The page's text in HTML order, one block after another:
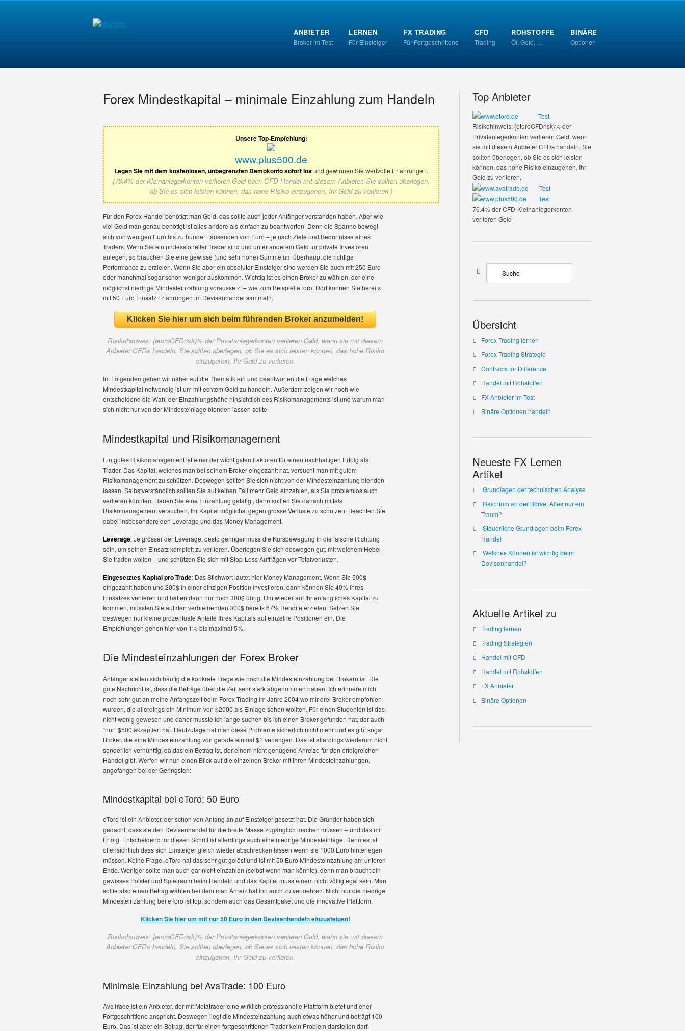
ANBIETER
Broker im Test
LERNEN
Für Einsteiger
FX TRADING
Für Fortgeschrittene
CFD
Trading
ROHSTOFFE
Öl, Gold, …
BINÄRE
Optionen
Forex Mindestkapital – minimale Einzahlung zum Handeln
Unsere Top-Empfehlung:
www.plus500.de
Legen Sie mit dem kostenlosen, unbegrenzten Demokonto sofort losund gewinnen Sie wertvolle Erfahrungen.
(76.4% der Kleinanlegerkonten verlieren Geld beim CFD-Handel mit diesem Anbieter. Sie sollten überlegen,
ob Sie es sich leisten können, das hohe Risiko einzugehen, Ihr Geld zu verlieren.)
Für den Forex Handel benötigt man Geld, das sollte auch jeder Anfänger verstanden haben. Aber wie
viel Geld man genau benötigt ist alles andere als einfach zu beantworten. Denn die Spanne bewegt
sich von wenigen Euro bis zu hundert tausenden von Euro – je nach Ziele und Bedürfnisse eines
Traders. Wenn Sie ein professioneller Trader sind und unter anderem Geld für private Investoren
anlegen, so brauchen Sie eine gewisse (und sehr hohe) Summe um überhaupt die richtige
Performance zu erzielen. Wenn Sie aber ein absoluter Einsteiger sind werden Sie auch mit 250 Euro
oder manchmal sogar schon weniger auskommen. Wichtig ist es einen Broker zu wählen, der eine
möglichst niedrige Mindesteinzahlung voraussetzt – wie zum Beispiel eToro. Dort können Sie bereits
mit 50 Euro Einsatz Erfahrungen im Devisenhandel sammeln.
Klicken Sie hier um sich beim führenden Broker anzumelden!
Risikohinweis: {etoroCFDrisk}% der Privatanlegerkonten verlieren Geld, wenn sie mit diesem
Anbieter CFDs handeln. Sie sollten überlegen, ob Sie es sich leisten können, das hohe Risiko
einzugehen, Ihr Geld zu verlieren.
Im Folgenden gehen wir näher auf die Thematik ein und beantworten die Frage welches
Mindestkapital notwendig ist um mit echtem Geld zu handeln. Außerdem zeigen wir noch wie
entscheidend die Wahl der Einzahlungshöhe hinsichtlich des Risikomanagements ist und warum man
sich nicht nur von der Mindesteinlage blenden lassen sollte.
Mindestkapital und Risikomanagement
Ein gutes Risikomanagement ist einer der wichtigsten Faktoren für einen nachhaltigen Erfolg als
Trader. Das Kapital, welches man bei seinem Broker eingezahlt hat, versucht man mit gutem
Risikomanagement zu schützen. Deswegen sollten Sie sich nicht von der Mindesteinzahlung blenden
lassen. Selbstverständlich sollten Sie auf keinen Fall mehr Geld einzahlen, als Sie problemlos auch
verlieren könnten. Haben Sie eine Einzahlung getätigt, dann sollten Sie danach mittels
Risikomanagement versuchen, Ihr Kapital möglichst gegen grosse Verluste zu schützen. Beachten Sie
dabei insbesondere den Leverage und das Money Management.
Leverage: Je grösser der Leverage, desto geringer muss die Kursbewegung in die falsche Richtung
sein, um seinen Einsatz komplett zu verlieren. Überlegen Sie sich deswegen gut, mit welchem Hebel
Sie traden wollen – und schützen Sie sich mit Stop-Loss Aufträgen vor Totalverlusten.
Eingesetztes Kapital pro Trade: Das Stichwort lautet hier Money Management. Wenn Sie 500$
eingezahlt haben und 200$ in einer einzigen Position investieren, dann können Sie 40% Ihres
Einsatzes verlieren und hätten dann nur noch 300$ übrig. Um wieder auf Ihr anfängliches Kapital zu
kommen, müssten Sie auf den verbleibenden 300$ bereits 67% Rendite erzielen. Setzen Sie
deswegen nur kleine prozentuale Anteile Ihres Kapitals auf einzelne Positionen ein. Die
Empfehlungen gehen hier von 1% bis maximal 5%.
Die Mindesteinzahlungen der Forex Broker
Anfänger stellen sich häufig die konkrete Frage wie hoch die Mindesteinzahlung bei Brokern ist. Die
gute Nachricht ist, dass die Beträge über die Zeit sehr stark abgenommen haben. Ich erinnere mich
noch sehr gut an meine Anfangszeit beim Forex Trading im Jahre 2004 wo mir drei Broker empfohlen
wurden, die allerdings ein Minimum von $2000 als Einlage sehen wollten. Für einen Studenten ist das
nicht wenig gewesen und daher musste ich lange suchen bis ich einen Broker gefunden hat, der auch
“nur” $500 akzeptiert hat. Heutzutage hat man diese Probleme sicherlich nicht mehr und es gibt sogar
Broker, die eine Mindesteinzahlung von gerade einmal $1 verlangen. Das ist allerdings wiederum nicht
sonderlich vernünftig, da das ein Betrag ist, der einem nicht genügend Anreize für den erfolgreichen
Handel gibt. Werfen wir nun einen Blick auf die einzelnen Broker mit ihren Mindesteinzahlungen,
angefangen bei der Geringsten:
Mindestkapital bei eToro: 50 Euro
eToro ist ein Anbieter, der schon von Anfang an auf Einsteiger gesetzt hat. Die Gründer haben sich
gedacht, dass sie den Devisenhandel für die breite Masse zugänglich machen müssen – und das mit
Erfolg. Entscheidend für diesen Schritt ist allerdings auch eine niedrige Mindesteinlage. Denn es ist
offensichtlich dass sich Einsteiger gleich wieder abschrecken lassen wenn sie 1000 Euro hinterlegen
müssen. Keine Frage, eToro hat das sehr gut gelöst und ist mit 50 Euro Mindesteinzahlung am unteren
Ende. Weniger sollte man auch gar nicht einzahlen (selbst wenn man könnte), denn man braucht ein
gewisses Polster und Spielraum beim Handeln und das Kapital muss einem nicht völlig egal sein. Man
sollte also einen Betrag wählen bei dem man Anreiz hat ihn auch zu vermehren. Nicht nur die niedrige
Mindesteinzahlung bei eToro ist top, sondern auch das Gesamtpaket und die innovative Plattform.
Klicken Sie hier um mit nur 50 Euro in den Devisenhandeln einzusteigen!
Risikohinweis: {etoroCFDrisk}% der Privatanlegerkonten verlieren Geld, wenn sie mit diesem
Anbieter CFDs handeln. Sie sollten überlegen, ob Sie es sich leisten können, das hohe Risiko
einzugehen, Ihr Geld zu verlieren.
Minimale Einzahlung bei AvaTrade: 100 Euro
AvaTrade ist ein Anbieter, der mit Metatrader eine wirklich professionelle Plattform bietet und eher
Fortgeschrittene anspricht. Deswegen liegt die Mindesteinzahlung auch etwas höher und beträgt 100
Euro. Das ist aber ein Betrag, der für einen fortgeschrittenen Trader kein Problem darstellen darf.
Top Anbieter
www.etoro.de
Test
Risikohinweis: {etoroCFDrisk}% der
Privatanlegerkonten verlieren Geld, wenn
sie mit diesem Anbieter CFDs handeln. Sie
sollten überlegen, ob Sie es sich leisten
können, das hohe Risiko einzugehen, Ihr
Geld zu verlieren.
www.avatrade.de
Test
www.plus500.de
Test
76.4% der CFD-Kleinanlegerkonten
verlieren Geld
Übersicht
Forex Trading lernen
Forex Trading Strategie
Contracts for Difference
Handel mit Rohstoffen
FX Anbieter im Test
Binäre Optionen handeln
Neueste FX Lernen
Artikel
Grundlagen der technischen Analyse
Reichtum an der Börse: Alles nur ein
Traum?
Steuerliche Grundlagen beim Forex
Handel
Welches Können ist wichtig beim
Devisenhandel?
Aktuelle Artikel zu
Trading lernen
Trading Strategien
Handel mit CFD
Handel mit Rohstoffen
FX Anbieter
Binäre Optionen